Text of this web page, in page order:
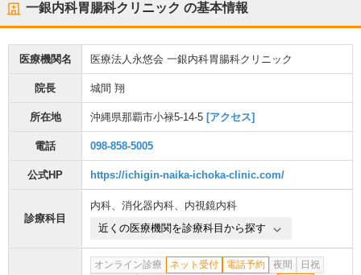
一銀内科胃腸科クリニック の基本情報
医療機関名 医療法人永悠会 一銀内科胃腸科クリニック
院長 城間 翔
所在地 沖縄県那覇市小禄5-14-5 [アクセス]
電話 098-858-5005
公式HP https://ichigin-naika-ichoka-clinic.com/
診療科目
内科、 消化器内科、 内視鏡内科
近くの医療機関を診療科目から探す
オンライン診療 ネット受付 電話予約 夜間
日祝